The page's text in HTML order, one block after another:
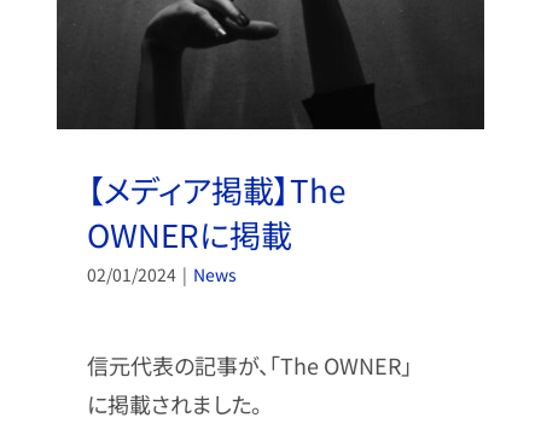
【メディア掲載】The
OWNERに掲載
02/01/2024 | News
信元代表の記事が、「The OWNER」
に掲載されました。